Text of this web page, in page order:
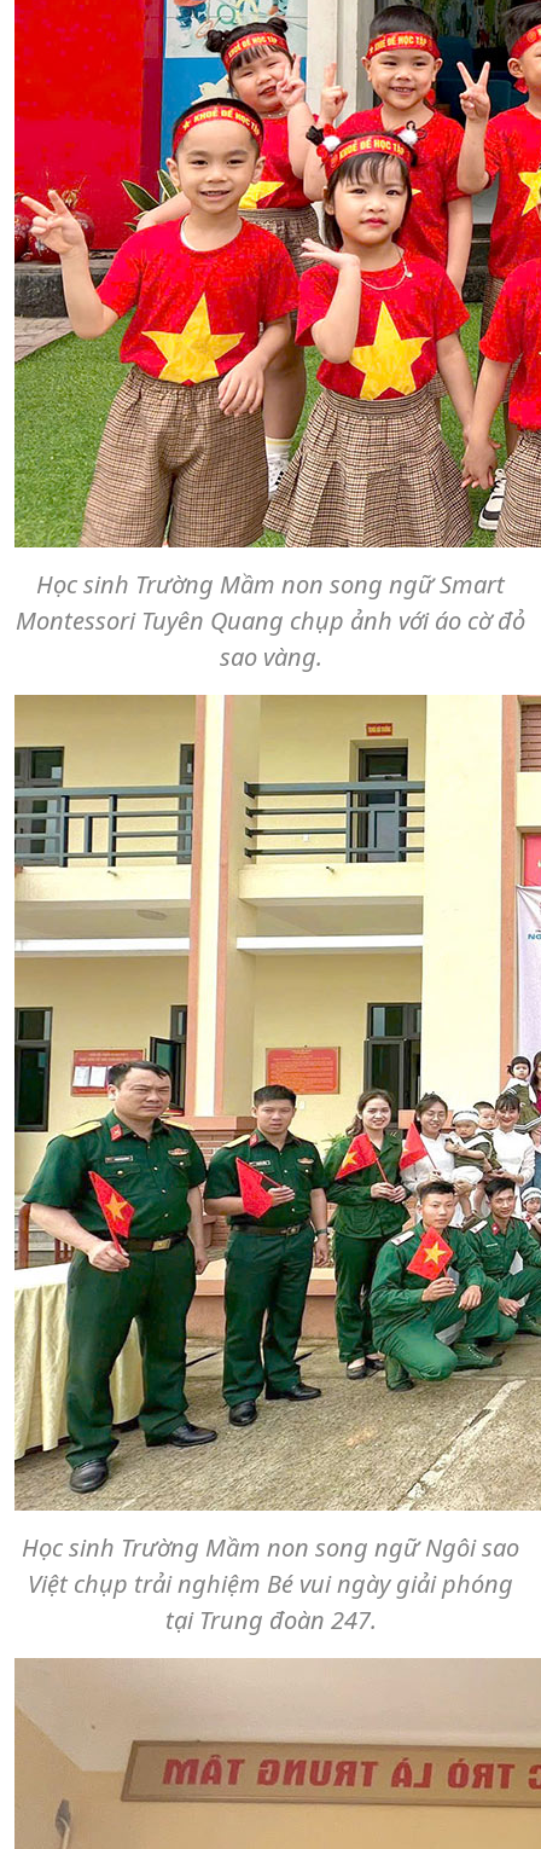
Học sinh Trường Mầm non song ngữ Smart
Montessori Tuyên Quang chụp ảnh với áo cờ đỏ
sao vàng.
Học sinh Trường Mầm non song ngữ Ngôi sao
Việt chụp trải nghiệm Bé vui ngày giải phóng
tại Trung đoàn 247.